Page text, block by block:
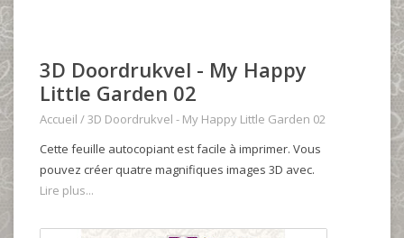
3D Doordrukvel - My Happy
Little Garden 02
Accueil /3D Doordrukvel - My Happy Little Garden 02
Cette feuille autocopiant est facile à imprimer. Vous
pouvez créer quatre magnifiques images 3D avec.
Lire plus...